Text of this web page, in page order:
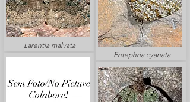
Larentia malvata
Entephria cyanata